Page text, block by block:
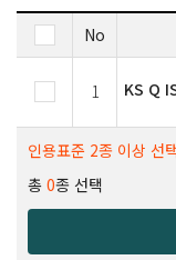
No
1 KS Q
인용표준 2종 이상 선
총 0종 선택